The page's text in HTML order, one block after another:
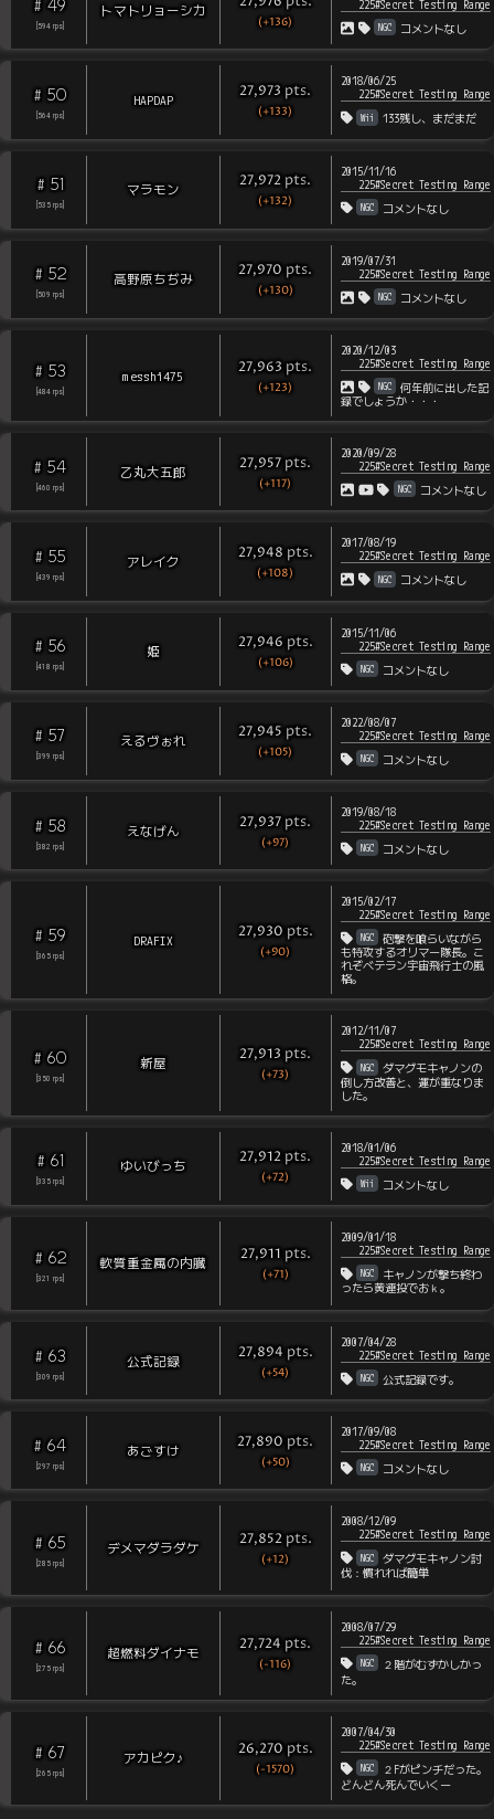
# 49
594 rps
トマトリョーシカ
(+136)
225#Secret Testing Range
NGC コメントなし
# 50
564 rps
HAPDAP 27,973 pts.
(+133)
2018/06/25
225#Secret Testing Range
Wii 133残し、まだまだ
# 51
535 rps
マラモン 27,972 pts.
(+132)
2015/11/16
225#Secret Testing Range
NGC コメントなし
# 52
509 rps
高野原ちぢみ 27,970 pts.
(+130)
2019/07/31
225#Secret Testing Range
NGC コメントなし
# 53
[484 rps
messhi475 27,963 pts.
(+123)
2020/12/03
225#Secret Testing Range
NGC
何年前に出した記
録でしょうか・・・
# 54
[460 rps
乙丸大五郎 27,957 pts.
(+117)
2020/09/28
225#Secret Testing Range
NGC コメントなし
# 55
[439 rps
アレイク 27,948 pts.
(+108)
2017/08/19
225#Secret Testing Range
NGC コメントなし
# 56
[418 rps
姫 27,946 pts.
(+106)
2015/11/06
225#Secret Testing Range
NGC コメントなし
# 57
[399 rps
えるヴぉれ 27,945 pts.
(+105)
2022/08/07
225#Secret Testing Range
NGC コメントなし
# 58
[382 rps
えなげん 27,937 pts.
(+97)
2019/08/18
225#Secret Testing Range
NGC コメントなし
# 59
[365 rps
DRAFIX 27,930 pts.
(+90)
2015/02/17
225#Secret Testing Range
NGC
砲撃を喰らいながら
も特攻するオリマー隊長。こ
れぞベテラン宇宙飛行士の風
格。
# 60
[350 rps
新屋 27,913 pts.
(+73)
2012/11/07
225#Secret Testing Range
NGC
ダマグモキャノンの
倒し方改善と、運が重なりま
した。
# 61
[335 rps
ゆいびっち 27,912 pts.
(+72)
2018/01/06
225#Secret Testing Range
Wii コメントなし
# 62
[321 rps
軟質重金属の内臓 27,911 pts.
(+71)
2009/01/18
225#Secret Testing Range
NGC
キャノンが撃ち終わ
ったら黄連投でおｋ。
# 63
[309 rps
公式記録 27,894 pts.
(+54)
2007/04/28
225#Secret Testing Range
NGC 公式記録です。
# 64
[297 rps
あごすけ 27,890 pts.
(+50)
2017/09/08
225#Secret Testing Range
NGC コメントなし
# 65
[285 rps
デメマダラダケ 27,852 pts.
(+12)
2008/12/09
225#Secret Testing Range
NGC
ダマグモキャノン討
伐：慣れれば簡単
# 66
[275 rps
超燃料ダイナモ 27,724 pts.
(-116)
2008/07/29
225#Secret Testing Range
NGC
２階がむずかしかっ
た。
# 67
[265 rps
アカピク♪ 26,270 pts.
(-1570)
2007/04/30
225#Secret Testing Range
NGC
２Fがピンチだった。
どんどん死んでいくー